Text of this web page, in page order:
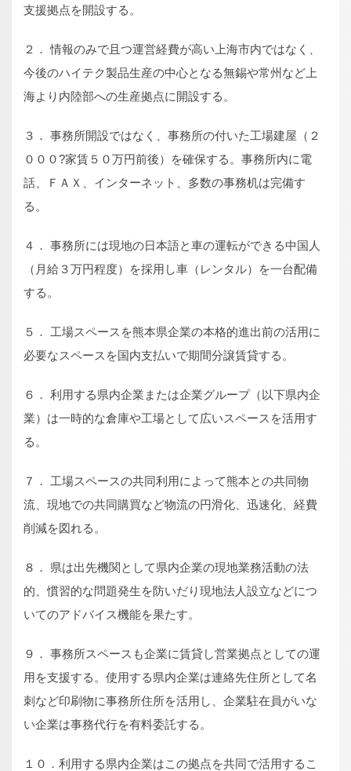
支援拠点を開設する。
２． 情報のみで且つ運営経費が高い上海市内ではなく、
今後のハイテク製品生産の中心となる無錫や常州など上
海より内陸部への生産拠点に開設する。
３． 事務所開設ではなく、事務所の付いた工場建屋（２
０００?家賃５０万円前後）を確保する。事務所内に電
話、ＦＡＸ、インターネット、多数の事務机は完備す
る。
４． 事務所には現地の日本語と車の運転ができる中国人
（月給３万円程度）を採用し車（レンタル）を一台配備
する。
５． 工場スペースを熊本県企業の本格的進出前の活用に
必要なスペースを国内支払いで期間分譲賃貸する。
６． 利用する県内企業または企業グループ（以下県内企
業）は一時的な倉庫や工場として広いスペースを活用す
る。
７． 工場スペースの共同利用によって熊本との共同物
流、現地での共同購買など物流の円滑化、迅速化、経費
削減を図れる。
８． 県は出先機関として県内企業の現地業務活動の法
的、慣習的な問題発生を防いだり現地法人設立などにつ
いてのアドバイス機能を果たす。
９． 事務所スペースも企業に賃貸し営業拠点としての運
用を支援する。使用する県内企業は連絡先住所として名
刺など印刷物に事務所住所を活用し、企業駐在員がいな
い企業は事務代行を有料委託する。
１０．利用する県内企業はこの拠点を共同で活用するこ